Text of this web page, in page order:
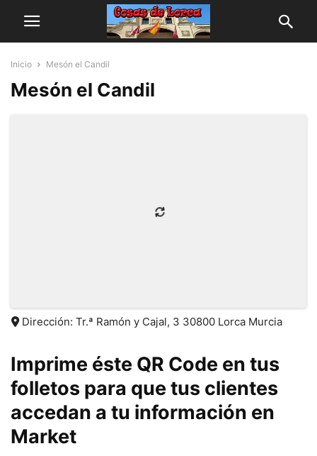
Inicio Mesón el Candil
Mesón el Candil
Dirección: Tr.ª Ramón y Cajal, 3 30800 Lorca Murcia
Imprime éste QR Code en tus
folletos para que tus clientes
accedan a tu información en
Market